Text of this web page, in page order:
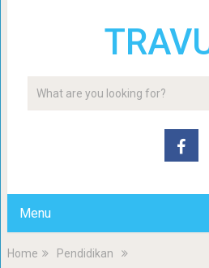
Menu
Home
Pendidikan